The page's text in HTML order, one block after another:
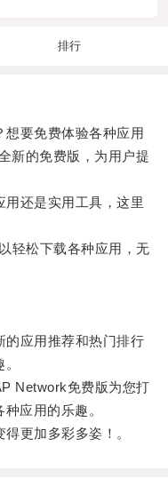
排行
要免费体验各种应用
新的免费版，为用户提
还是实用工具，这里
松下载各种应用，无
应用推荐和热门排行
Network免费版为您打
应用的乐趣。
更加多彩多姿！。